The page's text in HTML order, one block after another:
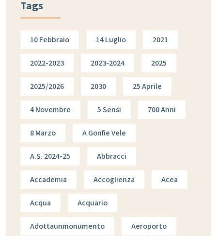
Tags
10 Febbraio 14 Luglio 2021
2022-2023 2023-2024 2025
2025/2026 2030 25 Aprile
4 Novembre 5 Sensi 700 Anni
8 Marzo A Gonfie Vele
A.s. 2024-25 Abbracci
Accademia Accoglienza Acea
Acqua Acquario
Adottaunmonumento Aeroporto